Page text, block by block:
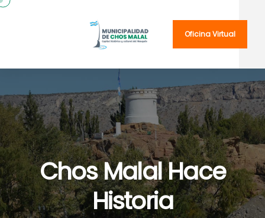
Oficina Virtual
Chos Malal Hace
Historia